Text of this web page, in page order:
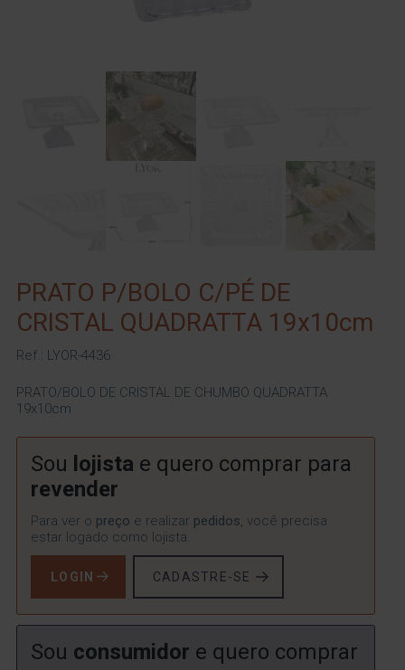
PRATO P/BOLO C/PÉ DE
CRISTAL QUADRATTA 19x10cm
Ref.: LYOR-4436
PRATO/BOLO DE CRISTAL DE CHUMBO QUADRATTA
19x10cm
Sou lojista e quero comprar para
revender
Para ver o preço e realizar pedidos, você precisa
estar logado como lojista.
LOGIN CADASTRE-SE
Sou consumidor e quero comprar